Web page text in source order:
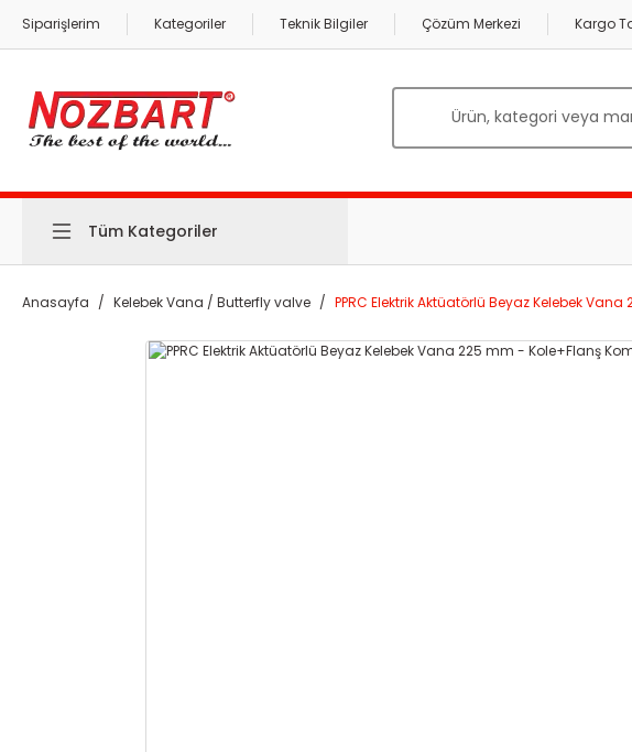
Siparişlerim Kategoriler Teknik Bilgiler Çözüm Merkezi Kargo
Tüm Kategoriler
Anasayfa Kelebek Vana / Butterfly valve PPRC Elektrik Aktüatörlü Beyaz Kelebek